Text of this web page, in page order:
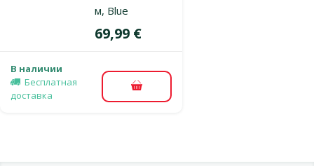
м, Blue
Цена
69,99 €
В наличии
Бесплатная
доставка
В корзину